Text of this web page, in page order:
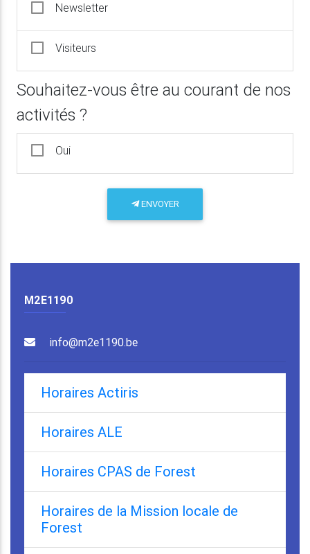
Newsletter
Visiteurs
Souhaitez-vous être au courant de nos
activités ?
Oui
ENVOYER
M2E1190
info@m2e1190.be
Horaires Actiris
Horaires ALE
Horaires CPAS de Forest
Horaires de la Mission locale de
Forest